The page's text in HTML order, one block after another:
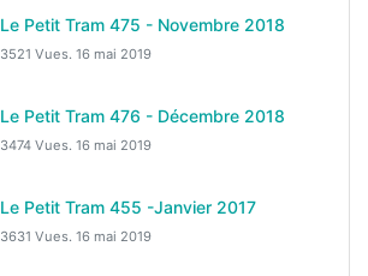
Le Petit Tram 475 - Novembre 2018
3521 Vues. 16 mai 2019
Le Petit Tram 476 - Décembre 2018
3474 Vues. 16 mai 2019
Le Petit Tram 455 -Janvier 2017
3631 Vues. 16 mai 2019